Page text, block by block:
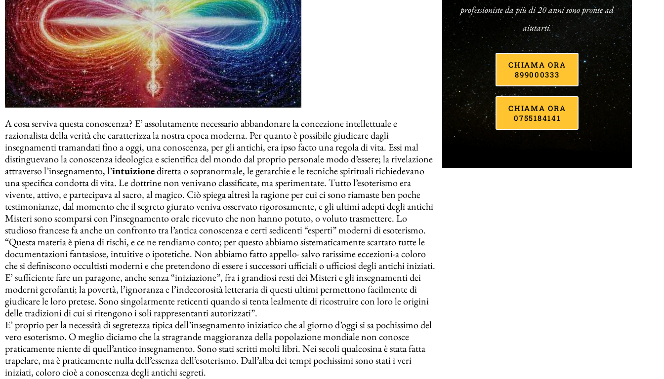
A cosa serviva questa conoscenza? E’ assolutamente necessario abbandonare la concezione intellettuale e
razionalista della verità che caratterizza la nostra epoca moderna. Per quanto è possibile giudicare dagli
insegnamenti tramandati fino a oggi, una conoscenza, per gli antichi, era ipso facto una regola di vita. Essi mal
distinguevano la conoscenza ideologica e scientifica del mondo dal proprio personale modo d’essere; la rivelazione
attraverso l’insegnamento, l’intuizionediretta o sopranormale, le gerarchie e le tecniche spirituali richiedevano
una specifica condotta di vita. Le dottrine non venivano classificate, ma sperimentate. Tutto l’esoterismo era
vivente, attivo, e partecipava al sacro, al magico. Ciò spiega altresì la ragione per cui ci sono riamaste ben poche
testimonianze, dal momento che il segreto giurato veniva osservato rigorosamente, e gli ultimi adepti degli antichi
Misteri sono scomparsi con l’insegnamento orale ricevuto che non hanno potuto, o voluto trasmettere. Lo
studioso francese fa anche un confronto tra l’antica conoscenza e certi sedicenti “esperti” moderni di esoterismo.
“Questa materia è piena di rischi, e ce ne rendiamo conto; per questo abbiamo sistematicamente scartato tutte le
documentazioni fantasiose, intuitive o ipotetiche. Non abbiamo fatto appello- salvo rarissime eccezioni-a coloro
che si definiscono occultisti moderni e che pretendono di essere i successori ufficiali o ufficiosi degli antichi iniziati.
E’ sufficiente fare un paragone, anche senza “iniziazione”, fra i grandiosi resti dei Misteri e gli insegnamenti dei
moderni gerofanti; la povertà, l’ignoranza e l’indecorosità letteraria di questi ultimi permettono facilmente di
giudicare le loro pretese. Sono singolarmente reticenti quando si tenta lealmente di ricostruire con loro le origini
delle tradizioni di cui si ritengono i soli rappresentanti autorizzati”.
E’ proprio per la necessità di segretezza tipica dell’insegnamento iniziatico che al giorno d’oggi si sa pochissimo del
vero esoterismo. O meglio diciamo che la stragrande maggioranza della popolazione mondiale non conosce
praticamente niente di quell’antico insegnamento. Sono stati scritti molti libri. Nei secoli qualcosina è stata fatta
trapelare, ma è praticamente nulla dell’essenza dell’esoterismo. Dall’alba dei tempi pochissimi sono stati i veri
iniziati, coloro cioè a conoscenza degli antichi segreti.
professioniste da più di 20 anni sono pronte ad
aiutarti.
CHIAMA ORA
899000333
CHIAMA ORA
0755184141